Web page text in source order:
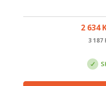
2 634
3 187